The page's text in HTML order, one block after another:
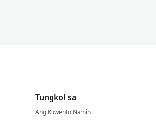
Tungkol sa
Ang Kuwento Namin